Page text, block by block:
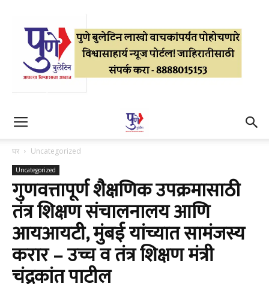
घर Uncategorized
Uncategorized
गुणवत्तापूर्ण शैक्षणिक उपक्रमासाठी
तंत्र शिक्षण संचालनालय आणि
आयआयटी, मुंबई यांच्यात सामंजस्य
करार – उच्च व तंत्र शिक्षण मंत्री
चंद्रकांत पाटील